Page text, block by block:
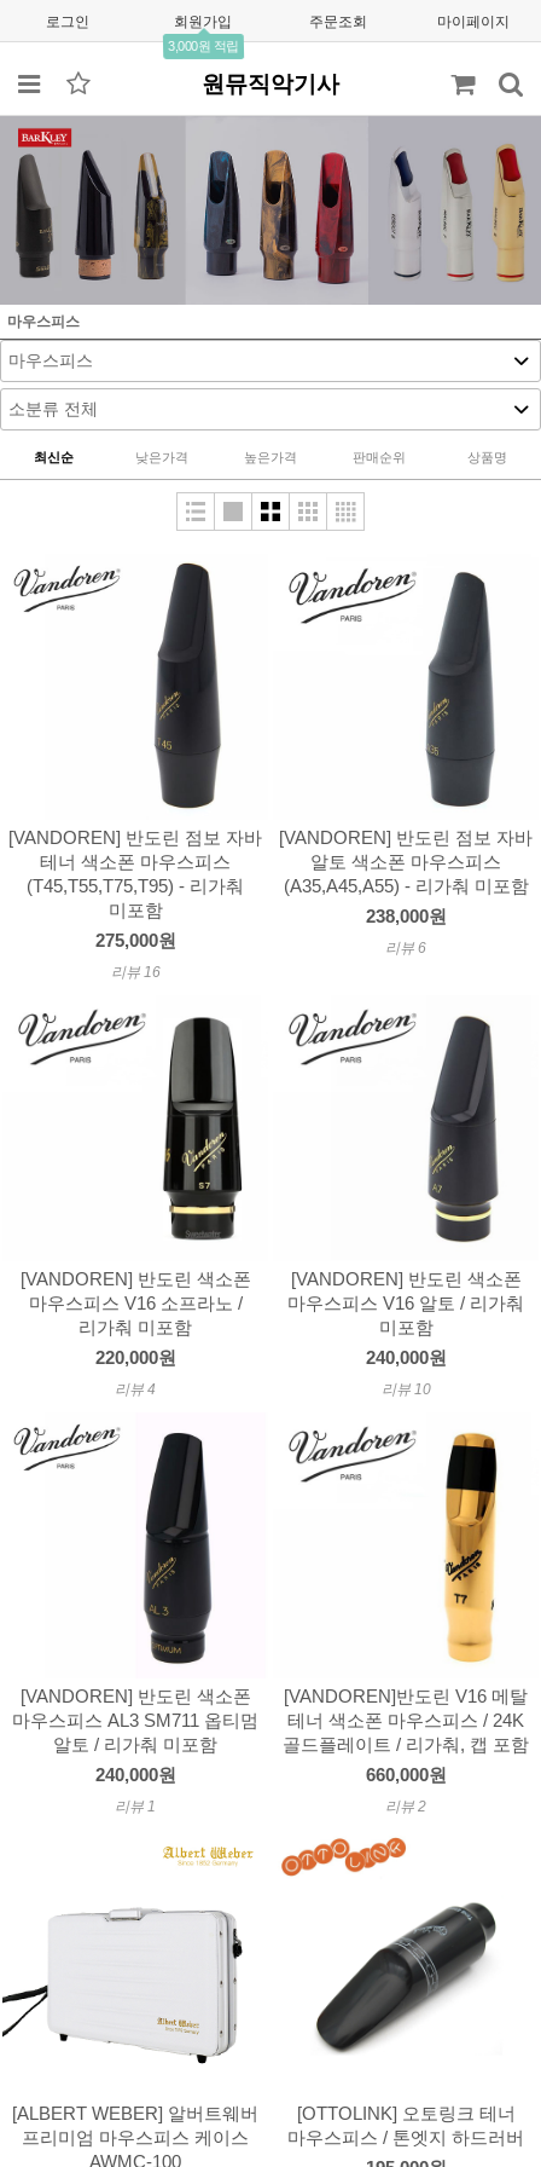
로그인 회원가입
3,000원 적립
주문조회 마이페이지
원뮤직악기사
마우스피스
최신순 낮은가격 높은가격 판매순위 상품명
[VANDOREN] 반도린 점보 자바
테너 색소폰 마우스피스
(T45,T55,T75,T95) - 리가춰
미포함
275,000원
리뷰 16
[VANDOREN] 반도린 점보 자바
알토 색소폰 마우스피스
(A35,A45,A55) - 리가춰 미포함
238,000원
리뷰 6
[VANDOREN] 반도린 색소폰
마우스피스 V16 소프라노 /
리가춰 미포함
220,000원
리뷰 4
[VANDOREN] 반도린 색소폰
마우스피스 V16 알토 / 리가춰
미포함
240,000원
리뷰 10
[VANDOREN] 반도린 색소폰
마우스피스 AL3 SM711 옵티멈
알토 / 리가춰 미포함
240,000원
리뷰 1
[VANDOREN]반도린 V16 메탈
테너 색소폰 마우스피스 / 24K
골드플레이트 / 리가춰, 캡 포함
660,000원
리뷰 2
[ALBERT WEBER] 알버트웨버
프리미엄 마우스피스 케이스
AWMC-100
[OTTOLINK] 오토링크 테너
마우스피스 / 톤엣지 하드러버